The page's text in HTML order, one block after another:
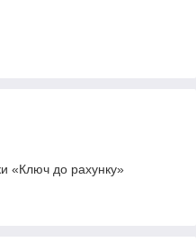
«Ключ до рахунку»